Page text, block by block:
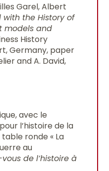
Garel, Albert
with the History of
models and
History
Germany, paper
and A. David,
avec le
l’histoire de la
table ronde « La
au
de l’histoire à